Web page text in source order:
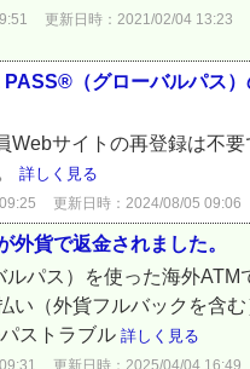
更新日時：2021/02/04 13:23
（グローバルパス
Webサイトの再登録は不
詳しく見る
更新日時：2024/08/05 09:06
外貨で返金されました。
パス）を使った海外
い（外貨フルバックを含
ストラブル 詳しく見る
更新日時：2025/04/04 16:49